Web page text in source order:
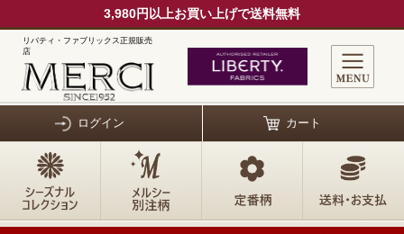
3,980円以上お買い上げで送料無料
リバティ・ファブリックス正規販売
店
ログイン カート